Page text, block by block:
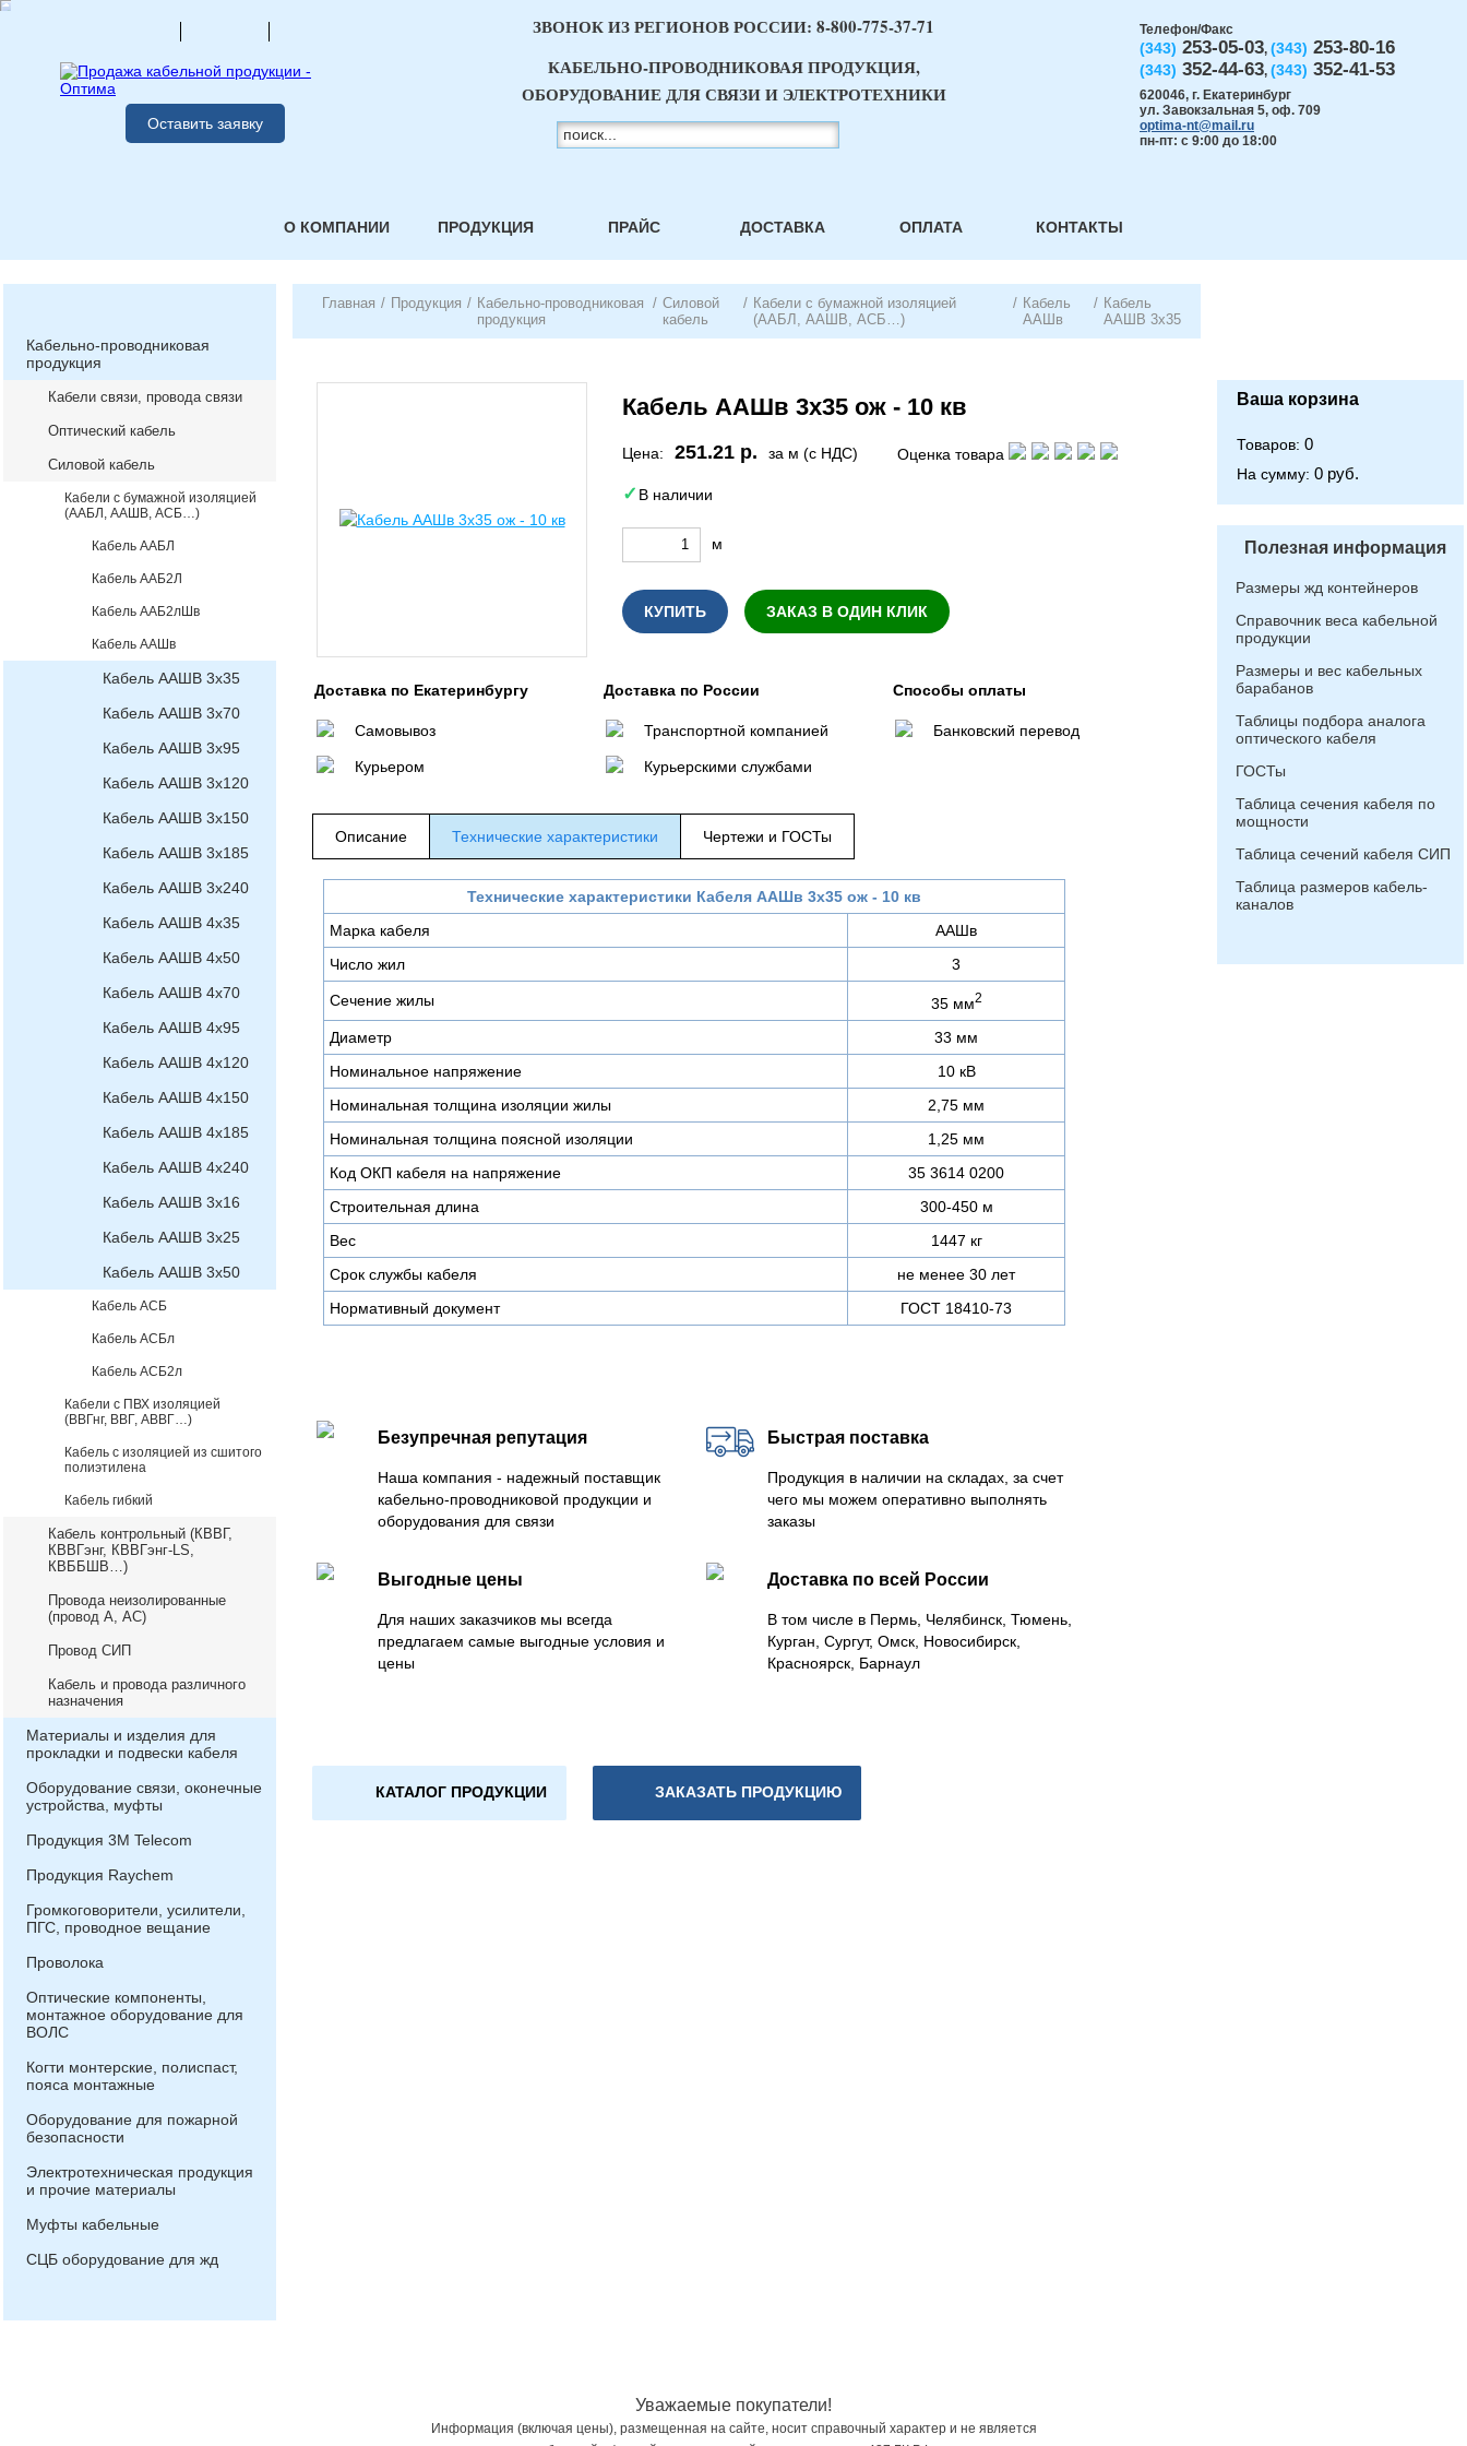
Оставить заявку
Телефон/Факс
(343) 253-05-03, (343) 253-80-16
(343) 352-44-63, (343) 352-41-53
620046, г. Екатеринбург
ул. Завокзальная 5, оф. 709
optima-nt@mail.ru
пн-пт: с 9:00 до 18:00
ЗВОНОК ИЗ РЕГИОНОВ РОССИИ: 8-800-775-37-71
КАБЕЛЬНО-ПРОВОДНИКОВАЯ ПРОДУКЦИЯ,
ОБОРУДОВАНИЕ ДЛЯ СВЯЗИ И ЭЛЕКТРОТЕХНИКИ
О КОМПАНИИ ПРОДУКЦИЯ ПРАЙС ДОСТАВКА ОПЛАТА КОНТАКТЫ
Кабельно-проводниковая
продукция
Кабели связи, провода связи
Оптический кабель
Силовой кабель
Кабели с бумажной изоляцией
(ААБЛ, ААШВ, АСБ…)
Кабель ААБЛ
Кабель ААБ2Л
Кабель ААБ2лШв
Кабель ААШв
Кабель ААШВ 3х35
Кабель ААШВ 3х70
Кабель ААШВ 3х95
Кабель ААШВ 3х120
Кабель ААШВ 3х150
Кабель ААШВ 3х185
Кабель ААШВ 3х240
Кабель ААШВ 4х35
Кабель ААШВ 4х50
Кабель ААШВ 4х70
Кабель ААШВ 4х95
Кабель ААШВ 4х120
Кабель ААШВ 4х150
Кабель ААШВ 4х185
Кабель ААШВ 4х240
Кабель ААШВ 3х16
Кабель ААШВ 3х25
Кабель ААШВ 3х50
Кабель АСБ
Кабель АСБл
Кабель АСБ2л
Кабели с ПВХ изоляцией
(ВВГнг, ВВГ, АВВГ…)
Кабель с изоляцией из сшитого
полиэтилена
Кабель гибкий
Кабель контрольный (КВВГ,
КВВГэнг, КВВГэнг-LS,
КВББШВ…)
Провода неизолированные
(провод А, АС)
Провод СИП
Кабель и провода различного
назначения
Материалы и изделия для
прокладки и подвески кабеля
Оборудование связи, оконечные
устройства, муфты
Продукция 3М Telecom
Продукция Raychem
Громкоговорители, усилители,
ПГС, проводное вещание
Проволока
Оптические компоненты,
монтажное оборудование для
ВОЛС
Когти монтерские, полиспаст,
пояса монтажные
Оборудование для пожарной
безопасности
Электротехническая продукция
и прочие материалы
Муфты кабельные
СЦБ оборудование для жд
Главная / Продукция / Кабельно-проводниковая
продукция
/ Силовой
кабель
/ Кабели с бумажной изоляцией
(ААБЛ, ААШВ, АСБ…)
/ Кабель
ААШв
/ Кабель
ААШВ 3х35
Кабель ААШв 3х35 ож - 10 кв
Цена: 251.21 р. за м (с НДС) Оценка товара
В наличии
м
КУПИТЬ ЗАКАЗ В ОДИН КЛИК
Доставка по Екатеринбургу
Самовывоз
Курьером
Доставка по России
Транспортной компанией
Курьерскими службами
Способы оплаты
Банковский перевод
Описание Технические характеристики Чертежи и ГОСТы
Технические характеристики Кабеля ААШв 3х35 ож - 10 кв
Марка кабеля
ААШв
Число жил
3
Сечение жилы 35 мм2
Диаметр
33 мм
Номинальное напряжение
10 кВ
Номинальная толщина изоляции жилы
2,75 мм
Номинальная толщина поясной изоляции
1,25 мм
Код ОКП кабеля на напряжение
35 3614 0200
Строительная длина
300-450 м
Вес
1447 кг
Срок службы кабеля
не менее 30 лет
Нормативный документ
ГОСТ 18410-73
Безупречная репутация
Наша компания - надежный поставщик
кабельно-проводниковой продукции и
оборудования для связи
Быстрая поставка
Продукция в наличии на складах, за счет
чего мы можем оперативно выполнять
заказы
Выгодные цены
Для наших заказчиков мы всегда
предлагаем самые выгодные условия и
цены
Доставка по всей России
В том числе в Пермь, Челябинск, Тюмень,
Курган, Сургут, Омск, Новосибирск,
Красноярск, Барнаул
КАТАЛОГ ПРОДУКЦИИ ЗАКАЗАТЬ ПРОДУКЦИЮ
Ваша корзина
Товаров: 0
На сумму: 0 руб.
Полезная информация
Размеры жд контейнеров
Справочник веса кабельной
продукции
Размеры и вес кабельных
барабанов
Таблицы подбора аналога
оптического кабеля
ГОСТы
Таблица сечения кабеля по
мощности
Таблица сечений кабеля СИП
Таблица размеров кабель-
каналов
Уважаемые покупатели!
Информация (включая цены), размещенная на сайте, носит справочный характер и не является